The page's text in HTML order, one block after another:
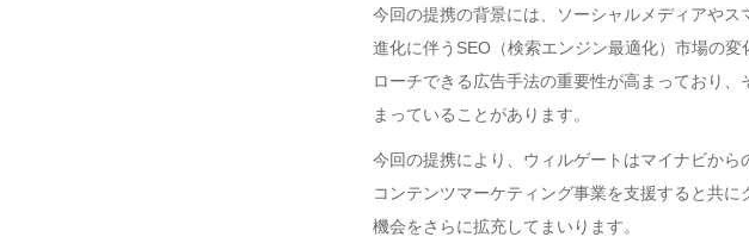
今回の提携の背景には、ソーシャルメディアや
進化に伴うSEO（検索エンジン最適化）市場の
ローチできる広告手法の重要性が高まっており
まっていることがあります。
今回の提携により、ウィルゲートはマイナビか
コンテンツマーケティング事業を支援すると共
機会をさらに拡充してまいります。